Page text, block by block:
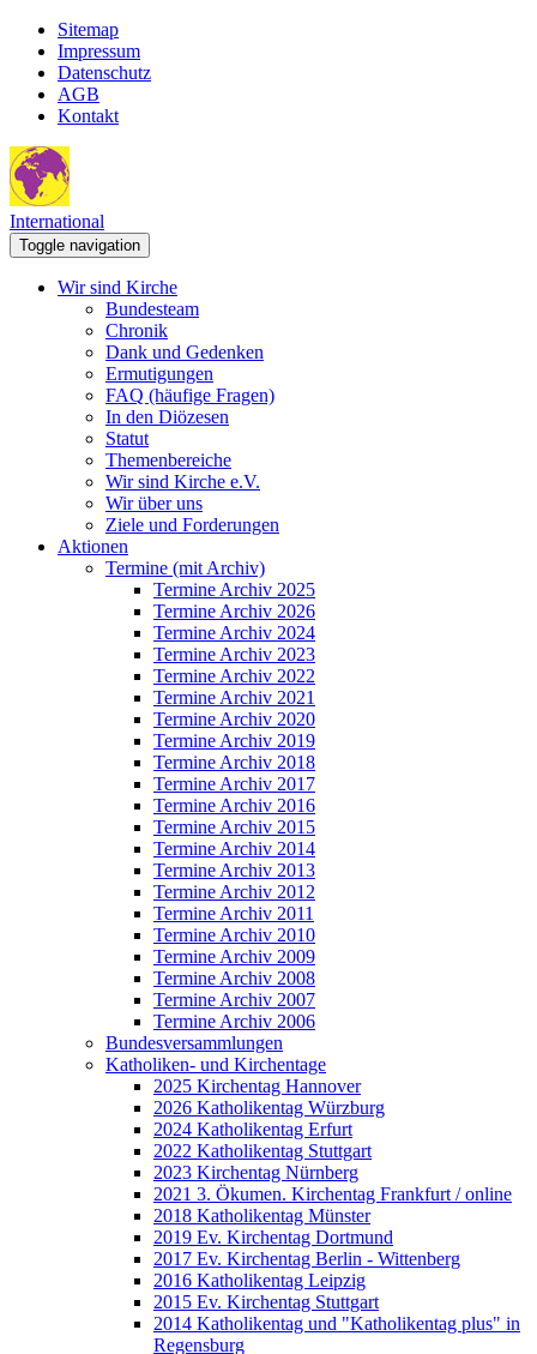
Sitemap
Impressum
Datenschutz
AGB
Kontakt
International
Toggle navigation
Wir sind Kirche
Bundesteam
Chronik
Dank und Gedenken
Ermutigungen
FAQ (häufige Fragen)
In den Diözesen
Statut
Themenbereiche
Wir sind Kirche e.V.
Wir über uns
Ziele und Forderungen
Aktionen
Termine (mit Archiv)
Termine Archiv 2025
Termine Archiv 2026
Termine Archiv 2024
Termine Archiv 2023
Termine Archiv 2022
Termine Archiv 2021
Termine Archiv 2020
Termine Archiv 2019
Termine Archiv 2018
Termine Archiv 2017
Termine Archiv 2016
Termine Archiv 2015
Termine Archiv 2014
Termine Archiv 2013
Termine Archiv 2012
Termine Archiv 2011
Termine Archiv 2010
Termine Archiv 2009
Termine Archiv 2008
Termine Archiv 2007
Termine Archiv 2006
Bundesversammlungen
Katholiken- und Kirchentage
2025 Kirchentag Hannover
2026 Katholikentag Würzburg
2024 Katholikentag Erfurt
2022 Katholikentag Stuttgart
2023 Kirchentag Nürnberg
2021 3. Ökumen. Kirchentag Frankfurt / online
2018 Katholikentag Münster
2019 Ev. Kirchentag Dortmund
2017 Ev. Kirchentag Berlin - Wittenberg
2016 Katholikentag Leipzig
2015 Ev. Kirchentag Stuttgart
2014 Katholikentag und "Katholikentag plus" in
Regensburg